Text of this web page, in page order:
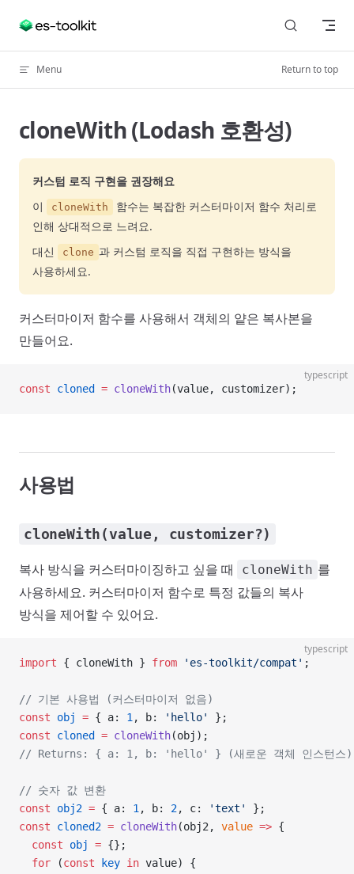
Skip to content
Menu Return to top
cloneWith (Lodash 호환성)
커스텀 로직 구현을 권장해요
이
cloneWith
함수는 복잡한 커스터마이저 함수 처리로
인해 상대적으로 느려요.
대신
clone 과 커스텀 로직을 직접 구현하는 방식을
사용하세요.
커스터마이저 함수를 사용해서 객체의 얕은 복사본을
만들어요.
typescript
const cloned = cloneWith(value, customizer);
사용법
cloneWith(value, customizer?)
복사 방식을 커스터마이징하고 싶을 때 cloneWith 를
사용하세요. 커스터마이저 함수로 특정 값들의 복사
방식을 제어할 수 있어요.
typescript
import { cloneWith } from 'es-toolkit/compat' ;
// 기본 사용법 (커스터마이저 없음)
const obj = { a: 1 , b: 'hello'
};
const cloned = cloneWith(obj);
// Returns: { a: 1, b: 'hello' } (새로운 객체 인스턴스)
// 숫자 값 변환
const obj2 = { a: 1 , b: 2, c: 'text'
};
const cloned2 = cloneWith(obj2, value => {
  const
obj = {};
  for
(const key in value) {